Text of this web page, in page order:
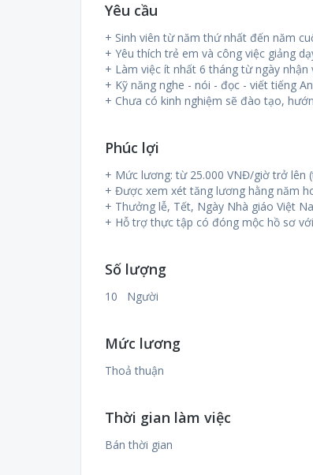
Yêu cầu
+ Sinh viên từ năm thứ nhất đến năm
+ Yêu thích trẻ em và công việc giảng
+ Làm việc ít nhất 6 tháng từ ngày nhận
+ Kỹ năng nghe - nói - đọc - viết tiếng
+ Chưa có kinh nghiệm sẽ đào tạo,
Phúc lợi
+ Mức lương: từ 25.000 VNĐ/giờ trở lên
+ Được xem xét tăng lương hằng năm
+ Thưởng lễ, Tết, Ngày Nhà giáo Việt
+ Hỗ trợ thực tập có đóng mộc hồ sơ
Số lượng
10 Người
Mức lương
Thoả thuận
Thời gian làm việc
Bán thời gian